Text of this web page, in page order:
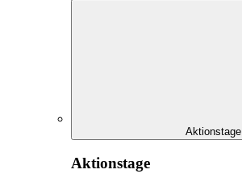
Aktionstage
Aktionstage